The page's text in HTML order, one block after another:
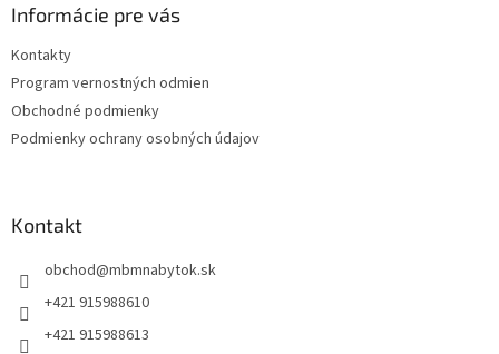
Informácie pre vás
Kontakty
Program vernostných odmien
Obchodné podmienky
Podmienky ochrany osobných údajov
Kontakt
obchod@mbmnabytok.sk
+421 915988610
+421 915988613